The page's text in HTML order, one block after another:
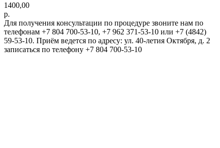
1400,00
р.
Для получения консультации по процедуре звоните нам по
телефонам +7 804 700-53-10, +7 962 371-53-10 или +7 (4842)
59-53-10. Приём ведется по адресу: ул. 40-летия Октября, д. 2
записаться по телефону +7 804 700-53-10